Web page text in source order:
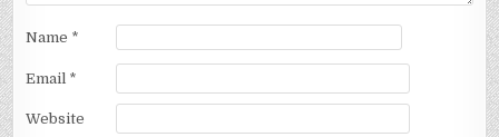
Name *
Email *
Website